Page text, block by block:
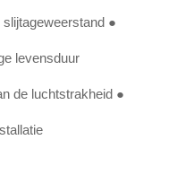
●
levensduur
de luchtstrakheid ●